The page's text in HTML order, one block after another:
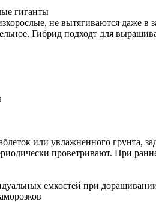
гиганты
не вытягиваются даже
Гибрид подходт для
или увлажненного грунта,
проветривают. При
емкостей при